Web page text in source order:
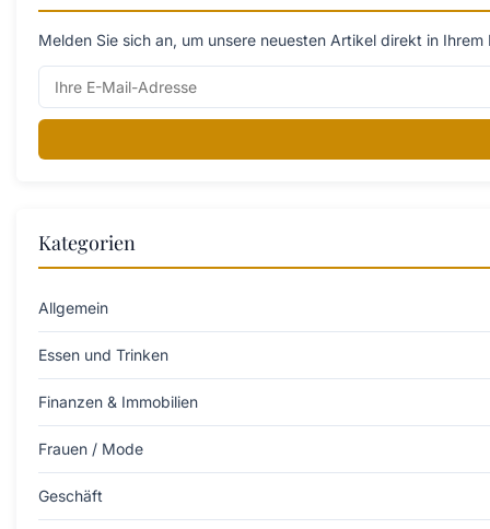
Melden Sie sich an, um unsere neuesten Artikel direkt in
Kategorien
Allgemein
Essen und Trinken
Finanzen & Immobilien
Frauen / Mode
Geschäft